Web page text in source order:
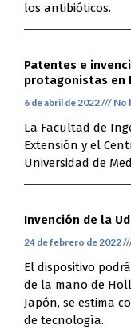
los antibióticos.
Patentes e
protagonistas en
6 de abril de 2022 No
La Facultad de
Extensión y el
Universidad de
Invención de la
24 de febrero de 2022
El dispositivo
de la mano de
Japón, se estima
de tecnología.